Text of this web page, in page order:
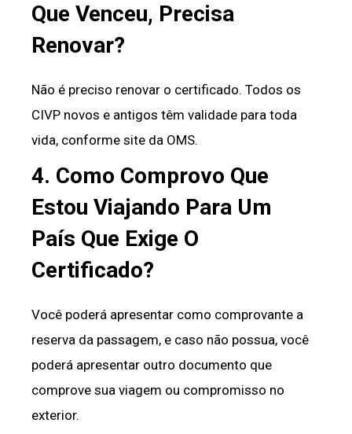
Que Venceu, Precisa
Renovar?
Não é preciso renovar o certificado. Todos os
CIVP novos e antigos têm validade para toda
vida, conforme site da OMS.
4. Como Comprovo Que
Estou Viajando Para Um
País Que Exige O
Certificado?
Você poderá apresentar como comprovante a
reserva da passagem, e caso não possua, você
poderá apresentar outro documento que
comprove sua viagem ou compromisso no
exterior.